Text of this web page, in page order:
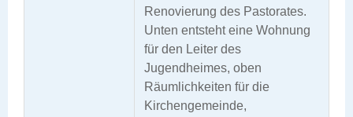
Renovierung des Pastorates.
Unten entsteht eine Wohnung
für den Leiter des
Jugendheimes, oben
Räumlichkeiten für die
Kirchengemeinde,